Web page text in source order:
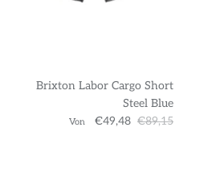
Brixton Labor Cargo Short
Steel Blue
Von €49,48 €89,15